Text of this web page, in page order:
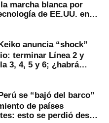
marcha blanca por
de EE.UU. en
anuncia “shock”
terminar Línea 2 y
3, 4, 5 y 6; ¿habrá
se “bajó del barco”
de países
esto se perdió desde